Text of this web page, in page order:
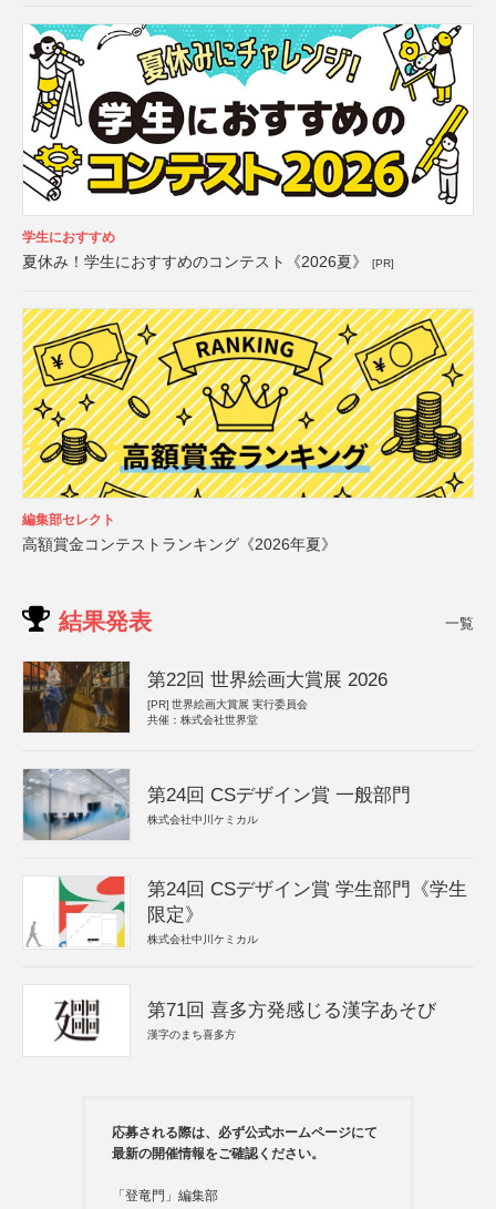
学生におすすめ
夏休み！学生におすすめのコンテスト《2026夏》 [PR]
編集部セレクト
高額賞金コンテストランキング《2026年夏》
結果発表 一覧
第22回 世界絵画大賞展 2026
[PR] 世界絵画大賞展 実行委員会
共催：株式会社世界堂
第24回 CSデザイン賞 一般部門
株式会社中川ケミカル
第24回 CSデザイン賞 学生部門《学生
限定》
株式会社中川ケミカル
第71回 喜多方発感じる漢字あそび
漢字のまち喜多方
応募される際は、必ず公式ホームページにて
最新の開催情報をご確認ください。
「登竜門」編集部